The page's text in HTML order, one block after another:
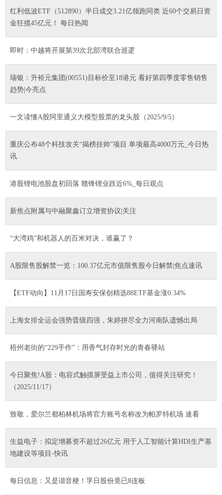
红利低波ETF（512890）半日成交3.21亿领跑同类 近60个交易日资
金狂揽45亿元！ 每日热闻
即时：中越将开展第39次北部湾联合巡逻
瑞银：升裕元集团(00551)目标价至18港元 看好第四季度零售销售
趋势|今亮点
一文读懂A股阿里通义大模型股票的龙头股（2025/9/5）
重庆公布48个科技攻关“揭榜挂帅”项目 单项最高4000万元_今日热
讯
港股锂电池股盘初回落 赣锋锂业跌近6%_每日观点
新焦点附属与中融聚鑫订立增资协议|关注
“大湾鸡”和机器人的百米对决，谁赢了？
A股限售股解禁一览：100.37亿元市值限售股今日解禁|焦点速讯
【ETF动向】11月17日国寿安保创精选88ETF基金涨0.34%
上海女排全运会强势晋级四强‌，朱婷拼尽全力河南队遗憾出局‌
梧州老街的“229手作”：用香气封存时光的青春驿站
今日聚焦!A股：电容式触摸屏受益上市公司，值得关注研究！
（2025/11/17）
致敬，爱尔兰都柏林机场将官方账号名称改为帕罗特机场 速看
生益电子：拟定增募资不超过26亿元 用于人工智能计算HDI生产基
地建设等项目-快讯
每日信息：又是谐音梗！孚日股份竟已8连板